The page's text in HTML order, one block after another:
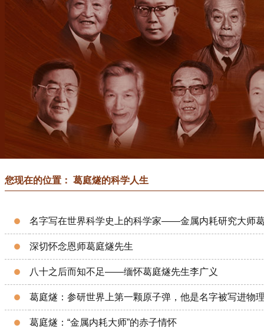
您现在的位置： 葛庭燧的科学人生
名字写在世界科学史上的科学家——金属内耗研究大师
深切怀念恩师葛庭燧先生
八十之后而知不足——缅怀葛庭燧先生李广义
葛庭燧：参研世界上第一颗原子弹，他是名字被写进物
葛庭燧：“金属内耗大师”的赤子情怀